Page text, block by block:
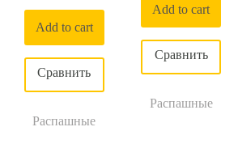
Add to cart
Распашные
Add to cart
Распашные